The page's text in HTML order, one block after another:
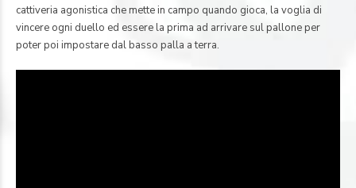
cattiveria agonistica che mette in campo quando gioca, la voglia di
vincere ogni duello ed essere la prima ad arrivare sul pallone per
poter poi impostare dal basso palla a terra.